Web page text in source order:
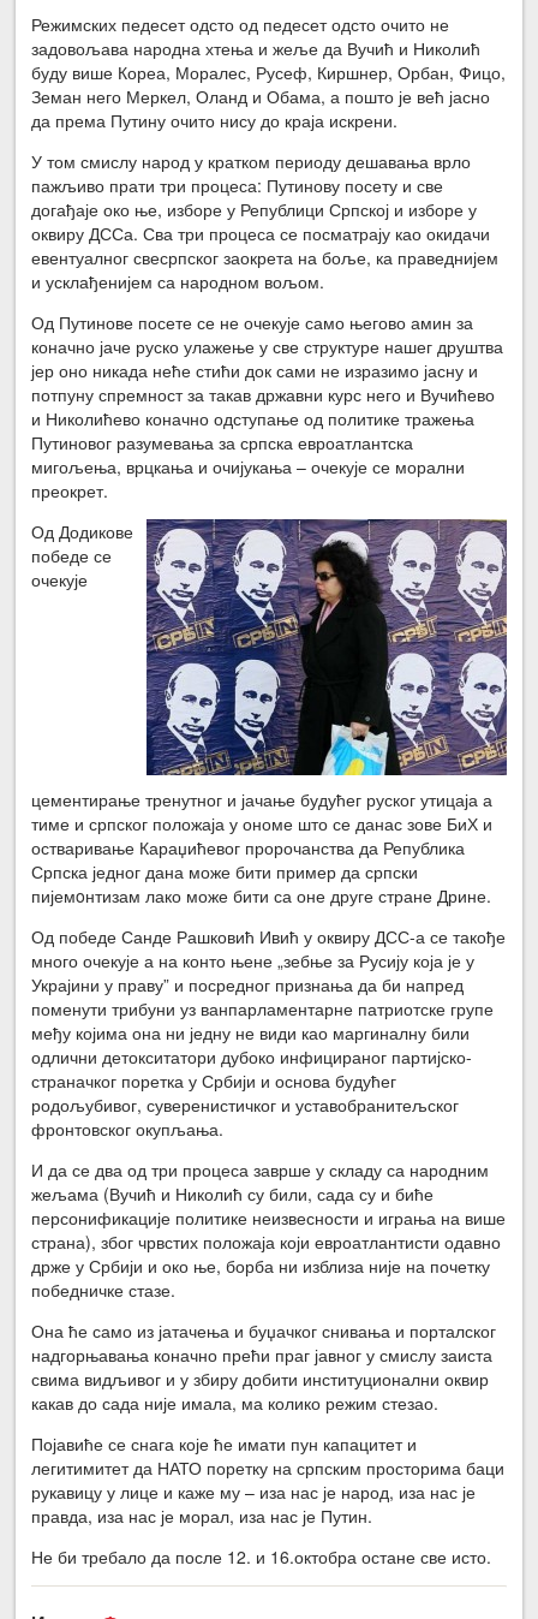
Режимских педесет одсто од педесет одсто очито не
задовољава народна хтења и жеље да Вучић и Николић
буду више Кореа, Моралес, Русеф, Киршнер, Орбан, Фицо,
Земан него Меркел, Оланд и Обама, а пошто је већ јасно
да према Путину очито нису до краја искрени.
У том смислу народ у кратком периоду дешавања врло
пажљиво прати три процеса: Путинову посету и све
догађаје око ње, изборе у Републици Српској и изборе у
оквиру ДССа. Сва три процеса се посматрају као окидачи
евентуалног свесрпског заокрета на боље, ка праведнијем
и усклађенијем са народном вољом.
Од Путинове посете се не очекује само његово амин за
коначно јаче руско улажење у све структуре нашег друштва
јер оно никада неће стићи док сами не изразимо јасну и
потпуну спремност за такав државни курс него и Вучићево
и Николићево коначно одступање од политике тражења
Путиновог разумевања за српска евроатлантска
мигољења, врцкања и очијукања – очекује се морални
преокрет.
Од Додикове
победе се
очекује
цементирање тренутног и јачање будућег руског утицаја а
тиме и српског положаја у ономе што се данас зове БиХ и
остваривање Караџићевог пророчанства да Република
Српска једног дана може бити пример да српски
пијемoнтизам лако може бити са оне друге стране Дрине.
Од победе Санде Рашковић Ивић у оквиру ДСС-а се такође
много очекује а на конто њене „зебње за Русију која је у
Украјини у праву” и посредног признања да би напред
поменути трибуни уз ванпарламентарне патриотске групе
међу којима она ни једну не види као маргиналну били
одлични детокситатори дубоко инфицираног партијско-
страначког поретка у Србији и основа будућег
родољубивог, суверенистичког и уставобранитељског
фронтовског окупљања.
И да се два од три процеса заврше у складу са народним
жељама (Вучић и Николић су били, сада су и биће
персонификације политике неизвесности и играња на више
страна), због чрвстих положаја који евроатлантисти одавно
држе у Србији и око ње, борба ни изблиза није на почетку
победничке стазе.
Она ће само из јатачења и буџачког снивања и порталског
надгорњавања коначно прећи праг јавног у смислу заиста
свима видљивог и у збиру добити институционални оквир
какав до сада није имала, ма колико режим стезао.
Појавиће се снага које ће имати пун капацитет и
легитимитет да НАТО поретку на српским просторима баци
рукавицу у лице и каже му – иза нас је народ, иза нас је
правда, иза нас је морал, иза нас је Путин.
Не би требало да после 12. и 16.октобра остане све исто.